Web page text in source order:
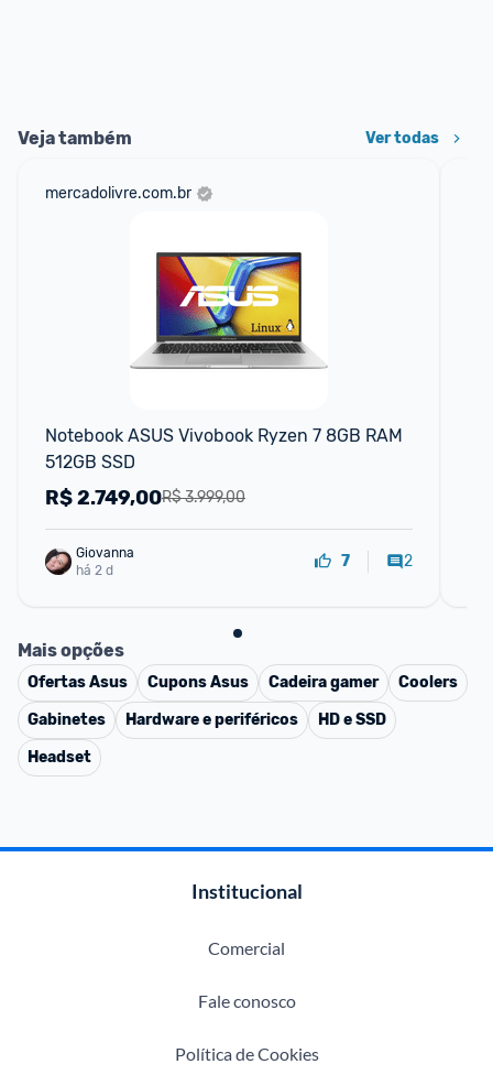
Veja também Ver todas
mercadolivre.com.br
Notebook ASUS Vivobook Ryzen 7 8GB RAM
512GB SSD
R$ 3.999,00
R$2.749,00
Giovanna
há 2 d
7 2
Mais opções
OfertasAsus CuponsAsus Cadeira gamer
Coolers
Gabinetes
Hardware e periféricos
HD e SSD
Headset
Institucional
Comercial
Fale conosco
Política de Cookies